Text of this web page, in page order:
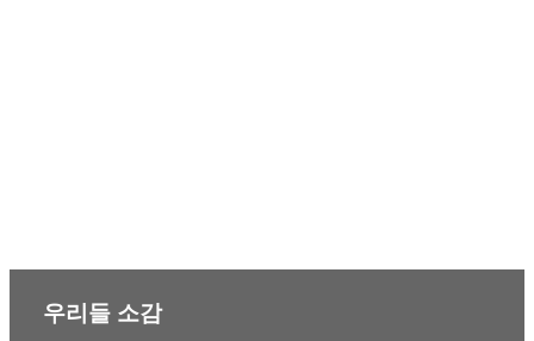
우리들 소감